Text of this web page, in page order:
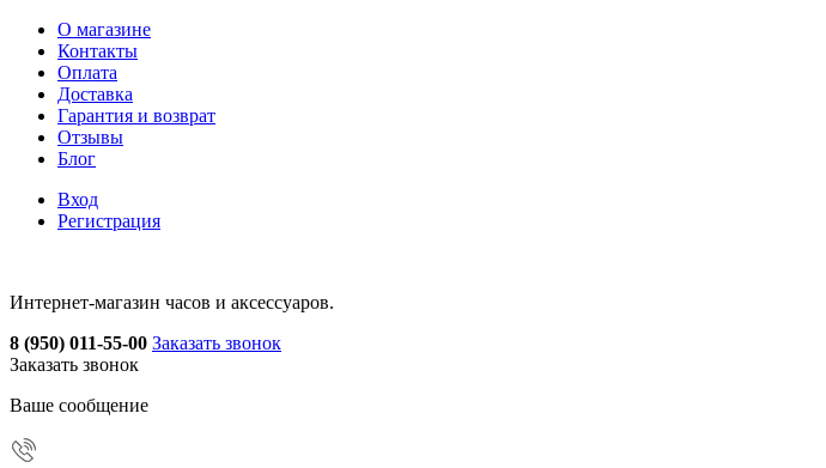
О магазине
Контакты
Оплата
Доставка
Гарантия и возврат
Отзывы
Блог
Вход
Регистрация
Интернет-магазин часов и аксессуаров.
8 (950) 011-55-00 Заказать звонок
Заказать звонок
Ваше сообщение